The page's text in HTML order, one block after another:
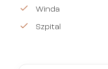
Winda
Szpital